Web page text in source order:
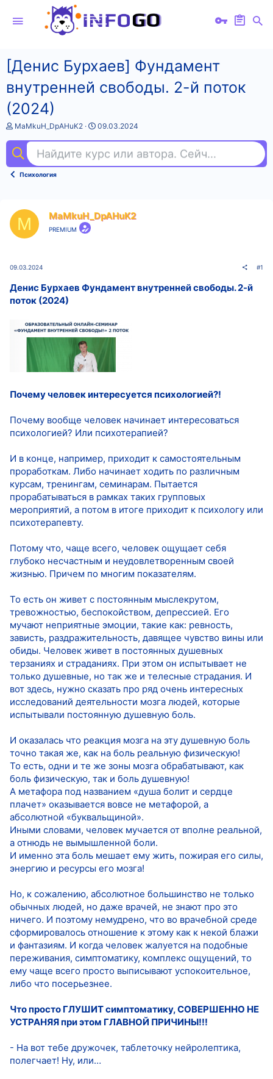
[Денис Бурхаев] Фундамент
внутренней свободы. 2-й поток
(2024)
А
т
о
т
MaMkuH_DpAHuK2
Д
а
н
а
09.03.2024
Найдите курс или автора. Сейчас ищут
Психология
M MaMkuH_DpAHuK2
PREMIUM
09.03.2024 #1
Денис Бурхаев Фундамент внутренней свободы. 2-й
поток (2024)
Почему человек интересуется психологией?!
Почему вообще человек начинает интересоваться
психологией? Или психотерапией?
И в конце, например, приходит к самостоятельным
проработкам. Либо начинает ходить по различным
курсам, тренингам, семинарам. Пытается
прорабатываться в рамках таких групповых
мероприятий, а потом в итоге приходит к психологу или
психотерапевту.
Потому что, чаще всего, человек ощущает себя
глубоко несчастным и неудовлетворенным своей
жизнью. Причем по многим показателям.
То есть он живет с постоянным мыслекрутом,
тревожностью, беспокойством, депрессией. Его
мучают неприятные эмоции, такие как: ревность,
зависть, раздражительность, давящее чувство вины или
обиды. Человек живет в постоянных душевных
терзаниях и страданиях. При этом он испытывает не
только душевные, но так же и телесные страдания. И
вот здесь, нужно сказать про ряд очень интересных
исследований деятельности мозга людей, которые
испытывали постоянную душевную боль.
И оказалась что реакция мозга на эту душевную боль
точно такая же, как на боль реальную физическую!
То есть, одни и те же зоны мозга обрабатывают, как
боль физическую, так и боль душевную!
А метафора под названием «душа болит и сердце
плачет» оказывается вовсе не метафорой, а
абсолютной «буквальщиной».
Иными словами, человек мучается от вполне реальной,
а отнюдь не вымышленной боли.
И именно эта боль мешает ему жить, пожирая его силы,
энергию и ресурсы его мозга!
Но, к сожалению, абсолютное большинство не только
обычных людей, но даже врачей, не знают про это
ничего. И поэтому немудрено, что во врачебной среде
сформировалось отношение к этому как к некой блажи
и фантазиям. И когда человек жалуется на подобные
переживания, симптоматику, комплекс ощущений, то
ему чаще всего просто выписывают успокоительное,
либо что посерьезнее.
Что просто ГЛУШИТ симптоматику, СОВЕРШЕННО НЕ
УСТРАНЯЯ при этом ГЛАВНОЙ ПРИЧИНЫ!!!
- На вот тебе дружочек, таблеточку нейролептика,
полегчает! Ну, или…